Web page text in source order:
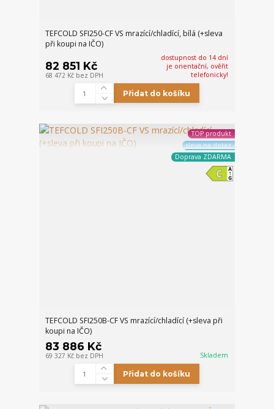
TEFCOLD SFI250-CF VS mrazící/chladící, bílá (+sleva
při koupi na IČO)
82 851 Kč
68 472 Kč bez DPH
dostupnost do 14 dní
je orientační, ověřit
telefonicky!
Přidat do košíku
TOP produkt
sleva na dotaz
Doprava ZDARMA
TEFCOLD SFI250B-CF VS mrazící/chladící (+sleva při
koupi na IČO)
83 886 Kč
69 327 Kč bez DPH Skladem
Přidat do košíku